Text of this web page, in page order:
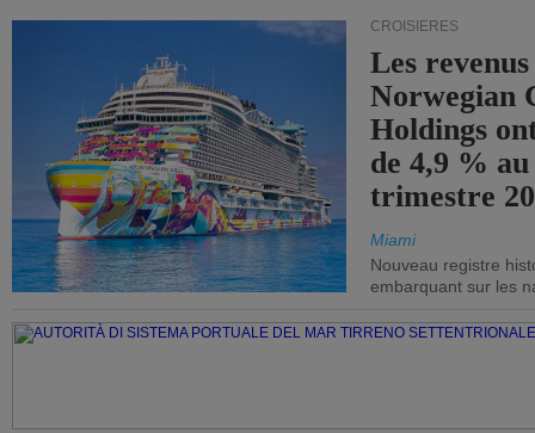
CROISIÈRES
Les
Norwegian
Holdings
de 4,9 %
trimestre
Miami
Nouveau registre
embarquant sur les